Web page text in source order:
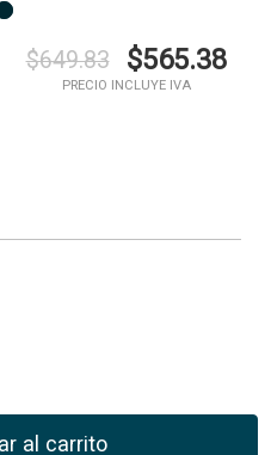
$649.83 $565.38
PRECIO INCLUYE IVA